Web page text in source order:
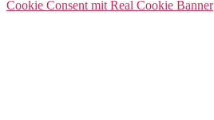
Cookie Consent mit Real Cookie Banner